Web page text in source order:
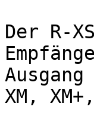
Der R-
XM,